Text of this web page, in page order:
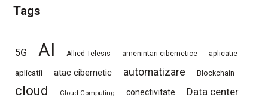
Tags
5G AI Allied Telesis amenintari cibernetice aplicatie
aplicatii atac cibernetic automatizare Blockchain
cloud Cloud Computing conectivitate Data center